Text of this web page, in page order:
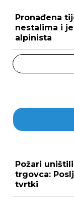
Pronađena
nestalima i
alpinista
Požari
trgovca:
tvrtki